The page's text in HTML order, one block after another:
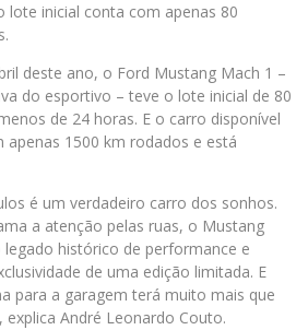
lote inicial conta com apenas 80
deste ano, o Ford Mustang Mach 1 –
do esportivo – teve o lote inicial de 80
de 24 horas. E o carro disponível
1500 km rodados e está
é um verdadeiro carro dos sonhos.
a atenção pelas ruas, o Mustang
histórico de performance e
de uma edição limitada. E
para a garagem terá muito mais que
André Leonardo Couto.